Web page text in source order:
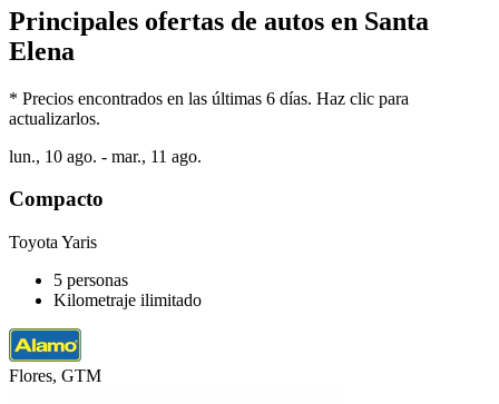
Principales ofertas de autos en Santa
Elena
* Precios encontrados en las últimas 6 días. Haz clic para
actualizarlos.
lun., 10 ago. - mar., 11 ago.
Compacto
Toyota Yaris
5 personas
Kilometraje ilimitado
Flores, GTM